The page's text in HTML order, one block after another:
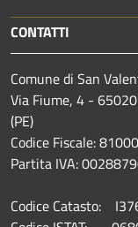
CONTATTI
Comune di San
Via Fiume, 4 -
(PE)
Codice Fiscale:
Partita IVA:
Codice Catasto: